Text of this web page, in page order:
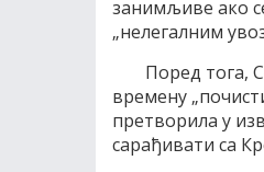
занимљиве ако
„нелегалним
Поред тога,
времену
претворила у
сарађивати са